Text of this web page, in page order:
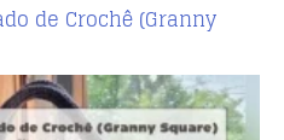
de Crochê (Granny